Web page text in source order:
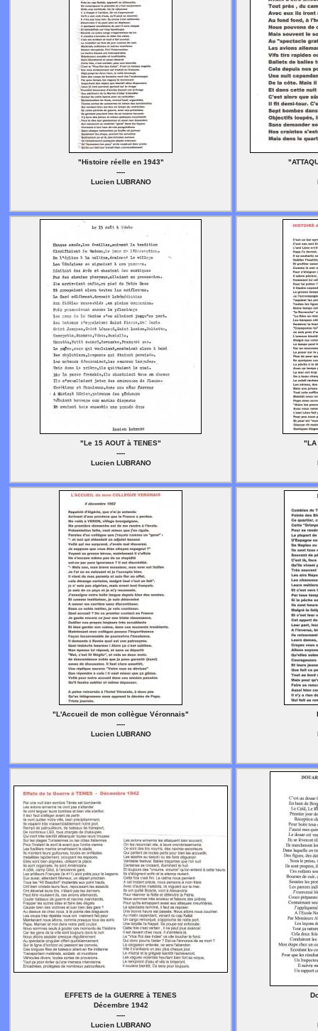
"Histoire réelle en 1943"
----
Lucien LUBRANO
"Le 15 AOUT à TENES"
----
Lucien LUBRANO
"LA
"L'Accueil de mon collègue Véronnais"
----
Lucien LUBRANO
EFFETS de la GUERRE à TENES
Décembre 1942
----
Lucien LUBRANO